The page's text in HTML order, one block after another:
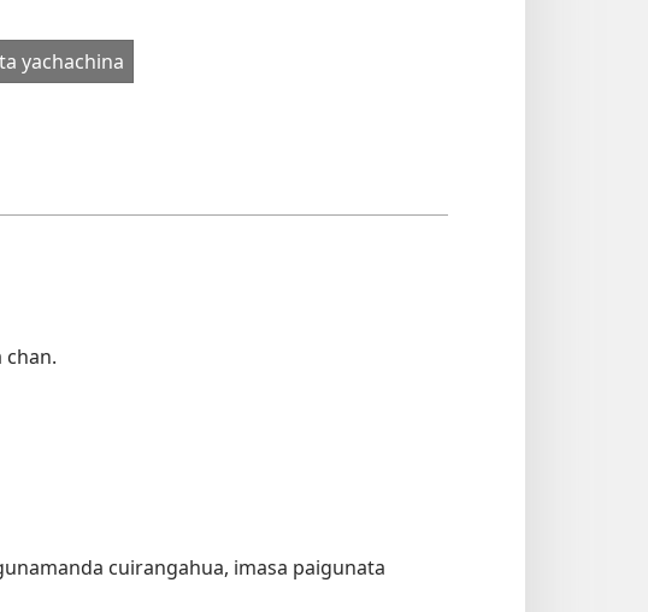
yachachina
chan.
cuirangahua, imasa paigunata